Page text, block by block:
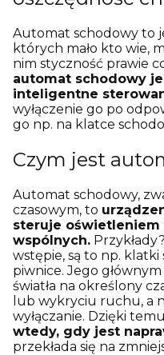
Automat schodowy to
których mało kto wie,
nim styczność prawie
automat schodowy
inteligentne
wyłączenie go po
go np. na klatce
Czym jest
Automat schodowy,
czasowym, to
steruje oświetleniem
wspólnych.
wstępie, są to np.
piwnice. Jego
światła na określony
lub wykryciu ruchu, a
wyłączanie. Dzięki temu
wtedy, gdy jest
przekłada się na